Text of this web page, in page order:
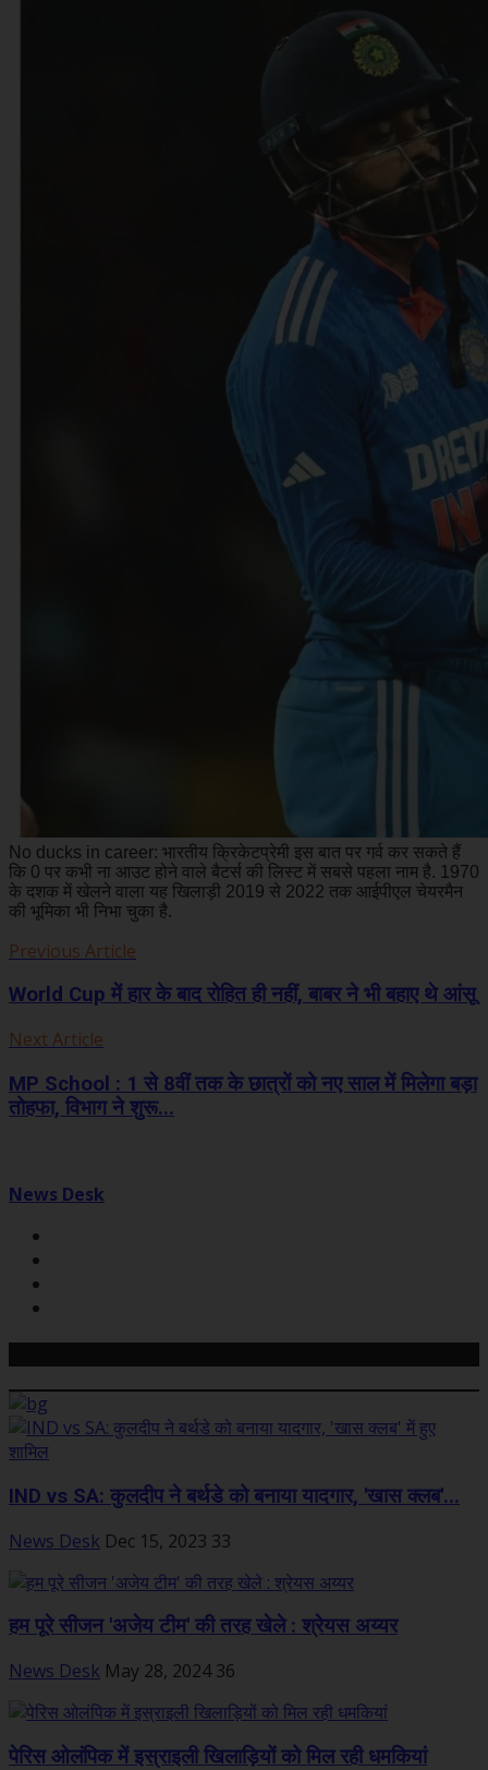
No ducks in career: भारतीय क्रिकेटप्रेमी इस बात पर गर्व कर सकते हैं
कि 0 पर कभी ना आउट होने वाले बैटर्स की लिस्ट में सबसे पहला नाम है. 1970
के दशक में खेलने वाला यह खिलाड़ी 2019 से 2022 तक आईपीएल चेयरमैन
की भूमिका भी निभा चुका है.
Previous Article
World Cup में हार के बाद रोहित ही नहीं, बाबर ने भी बहाए थे आंसू
Next Article
MP School : 1 से 8वीं तक के छात्रों को नए साल में मिलेगा बड़ा
तोहफा, विभाग ने शुरू...
News Desk
IND vs SA: कुलदीप ने बर्थडे को बनाया यादगार, 'खास क्‍लब'...
News Desk Dec 15, 2023 33
हम पूरे सीजन 'अजेय टीम' की तरह खेले : श्रेयस अय्यर
News Desk May 28, 2024 36
पेरिस ओलंपिक में इस्राइली खिलाड़ियों को मिल रही धमकियां